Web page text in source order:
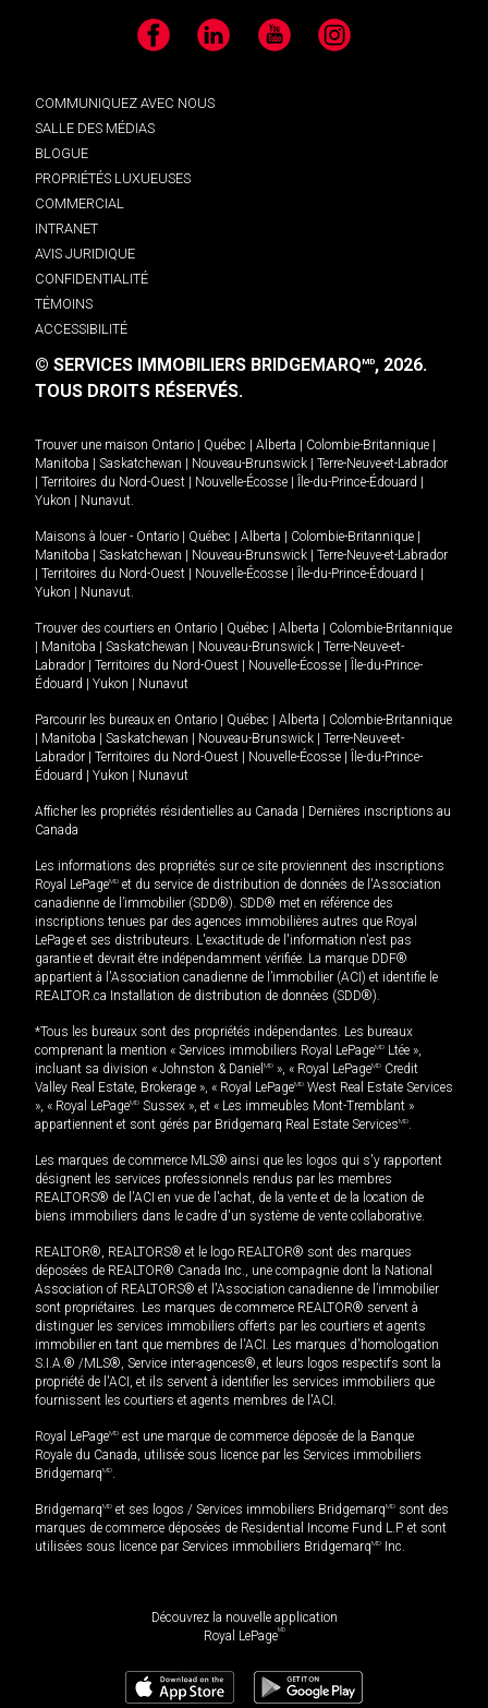
Facebook LinkedIn YouTube Instagram
COMMUNIQUEZ AVEC NOUS
SALLE DES MÉDIAS
BLOGUE
PROPRIÉTÉS LUXUEUSES
COMMERCIAL
INTRANET
AVIS JURIDIQUE
CONFIDENTIALITÉ
TÉMOINS
ACCESSIBILITÉ
© SERVICES IMMOBILIERS BRIDGEMARQMD, 2026.
TOUS DROITS RÉSERVÉS.
Trouver une maison Ontario | Québec | Alberta | Colombie-Britannique |
Manitoba | Saskatchewan | Nouveau-Brunswick | Terre-Neuve-et-Labrador
| Territoires du Nord-Ouest | Nouvelle-Écosse | Île-du-Prince-Édouard |
Yukon | Nunavut
Maisons à louer - Ontario | Québec | Alberta | Colombie-Britannique |
Manitoba | Saskatchewan | Nouveau-Brunswick | Terre-Neuve-et-Labrador
| Territoires du Nord-Ouest | Nouvelle-Écosse | Île-du-Prince-Édouard |
Yukon | Nunavut
Trouver des courtiers en Ontario | Québec | Alberta | Colombie-Britannique
| Manitoba | Saskatchewan | Nouveau-Brunswick | Terre-Neuve-et-
Labrador | Territoires du Nord-Ouest | Nouvelle-Écosse | Île-du-Prince-
Édouard | Yukon | Nunavut
Parcourir les bureaux en Ontario | Québec | Alberta | Colombie-Britannique
| Manitoba | Saskatchewan | Nouveau-Brunswick | Terre-Neuve-et-
Labrador | Territoires du Nord-Ouest | Nouvelle-Écosse | Île-du-Prince-
Édouard | Yukon | Nunavut
Afficher les propriétés résidentielles au Canada | Dernières inscriptions au
Canada
Les informations des propriétés sur ce site proviennent des inscriptions
Royal LePageMD et du service de distribution de données de l'Association
canadienne de l’immobilier (SDD®). SDD® met en référence des
inscriptions tenues par des agences immobilières autres que Royal
LePage et ses distributeurs. L'exactitude de l'information n'est pas
garantie et devrait être indépendamment vérifiée. La marque DDF®
appartient à l'Association canadienne de l’immobilier (ACI) et identifie le
REALTOR.ca Installation de distribution de données (SDD®).
*Tous les bureaux sont des propriétés indépendantes. Les bureaux
comprenant la mention « Services immobiliers Royal LePageMD Ltée »,
incluant sa division « Johnston & Daniel MD », « Royal LePageMD Credit
Valley Real Estate, Brokerage », « Royal LePageMD West Real Estate Services
», « Royal LePageMD Sussex », et « Les immeubles Mont-Tremblant »
appartiennent et sont gérés par Bridgemarq Real Estate ServicesMD
Les marques de commerce MLS® ainsi que les logos qui s'y rapportent
désignent les services professionnels rendus par les membres
REALTORS® de l'ACI en vue de l'achat, de la vente et de la location de
biens immobiliers dans le cadre d'un système de vente collaborative.
REALTOR®, REALTORS® et le logo REALTOR® sont des marques
déposées de REALTOR® Canada Inc., une compagnie dont la National
Association of REALTORS® et l'Association canadienne de l’immobilier
sont propriétaires. Les marques de commerce REALTOR® servent à
distinguer les services immobiliers offerts par les courtiers et agents
immobilier en tant que membres de l'ACI. Les marques d'homologation
S.I.A.® /MLS®, Service inter-agences®, et leurs logos respectifs sont la
propriété de l'ACI, et ils servent à identifier les services immobiliers que
fournissent les courtiers et agents membres de l'ACI.
Royal LePageMD est une marque de commerce déposée de la Banque
Royale du Canada, utilisée sous licence par les Services immobiliers
BridgemarqMD
BridgemarqMD et ses logos / Services immobiliers BridgemarqMD sont des
marques de commerce déposées de Residential Income Fund L.P. et sont
utilisées sous licence par Services immobiliers BridgemarqMD Inc.
Découvrez la nouvelle application
Royal LePageMD